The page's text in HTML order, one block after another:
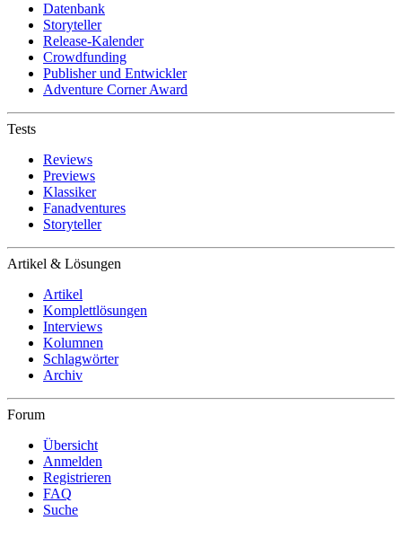
Datenbank
Storyteller
Release-Kalender
Crowdfunding
Publisher und Entwickler
Adventure Corner Award
Tests
Reviews
Previews
Klassiker
Fanadventures
Storyteller
Artikel & Lösungen
Artikel
Komplettlösungen
Interviews
Kolumnen
Schlagwörter
Archiv
Forum
Übersicht
Anmelden
Registrieren
FAQ
Suche